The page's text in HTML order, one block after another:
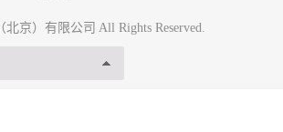
北京）有限公司 All Rights Reserved.